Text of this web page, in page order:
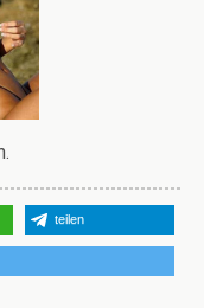
teilen